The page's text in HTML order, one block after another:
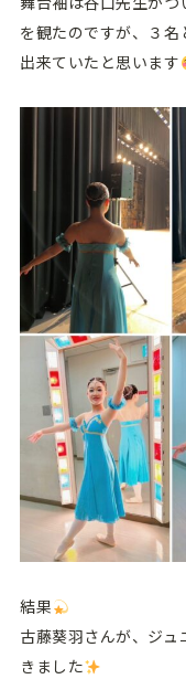
を観たのですが、３
出来ていたと思います
結果
古藤葵羽さんが、ジ
きました